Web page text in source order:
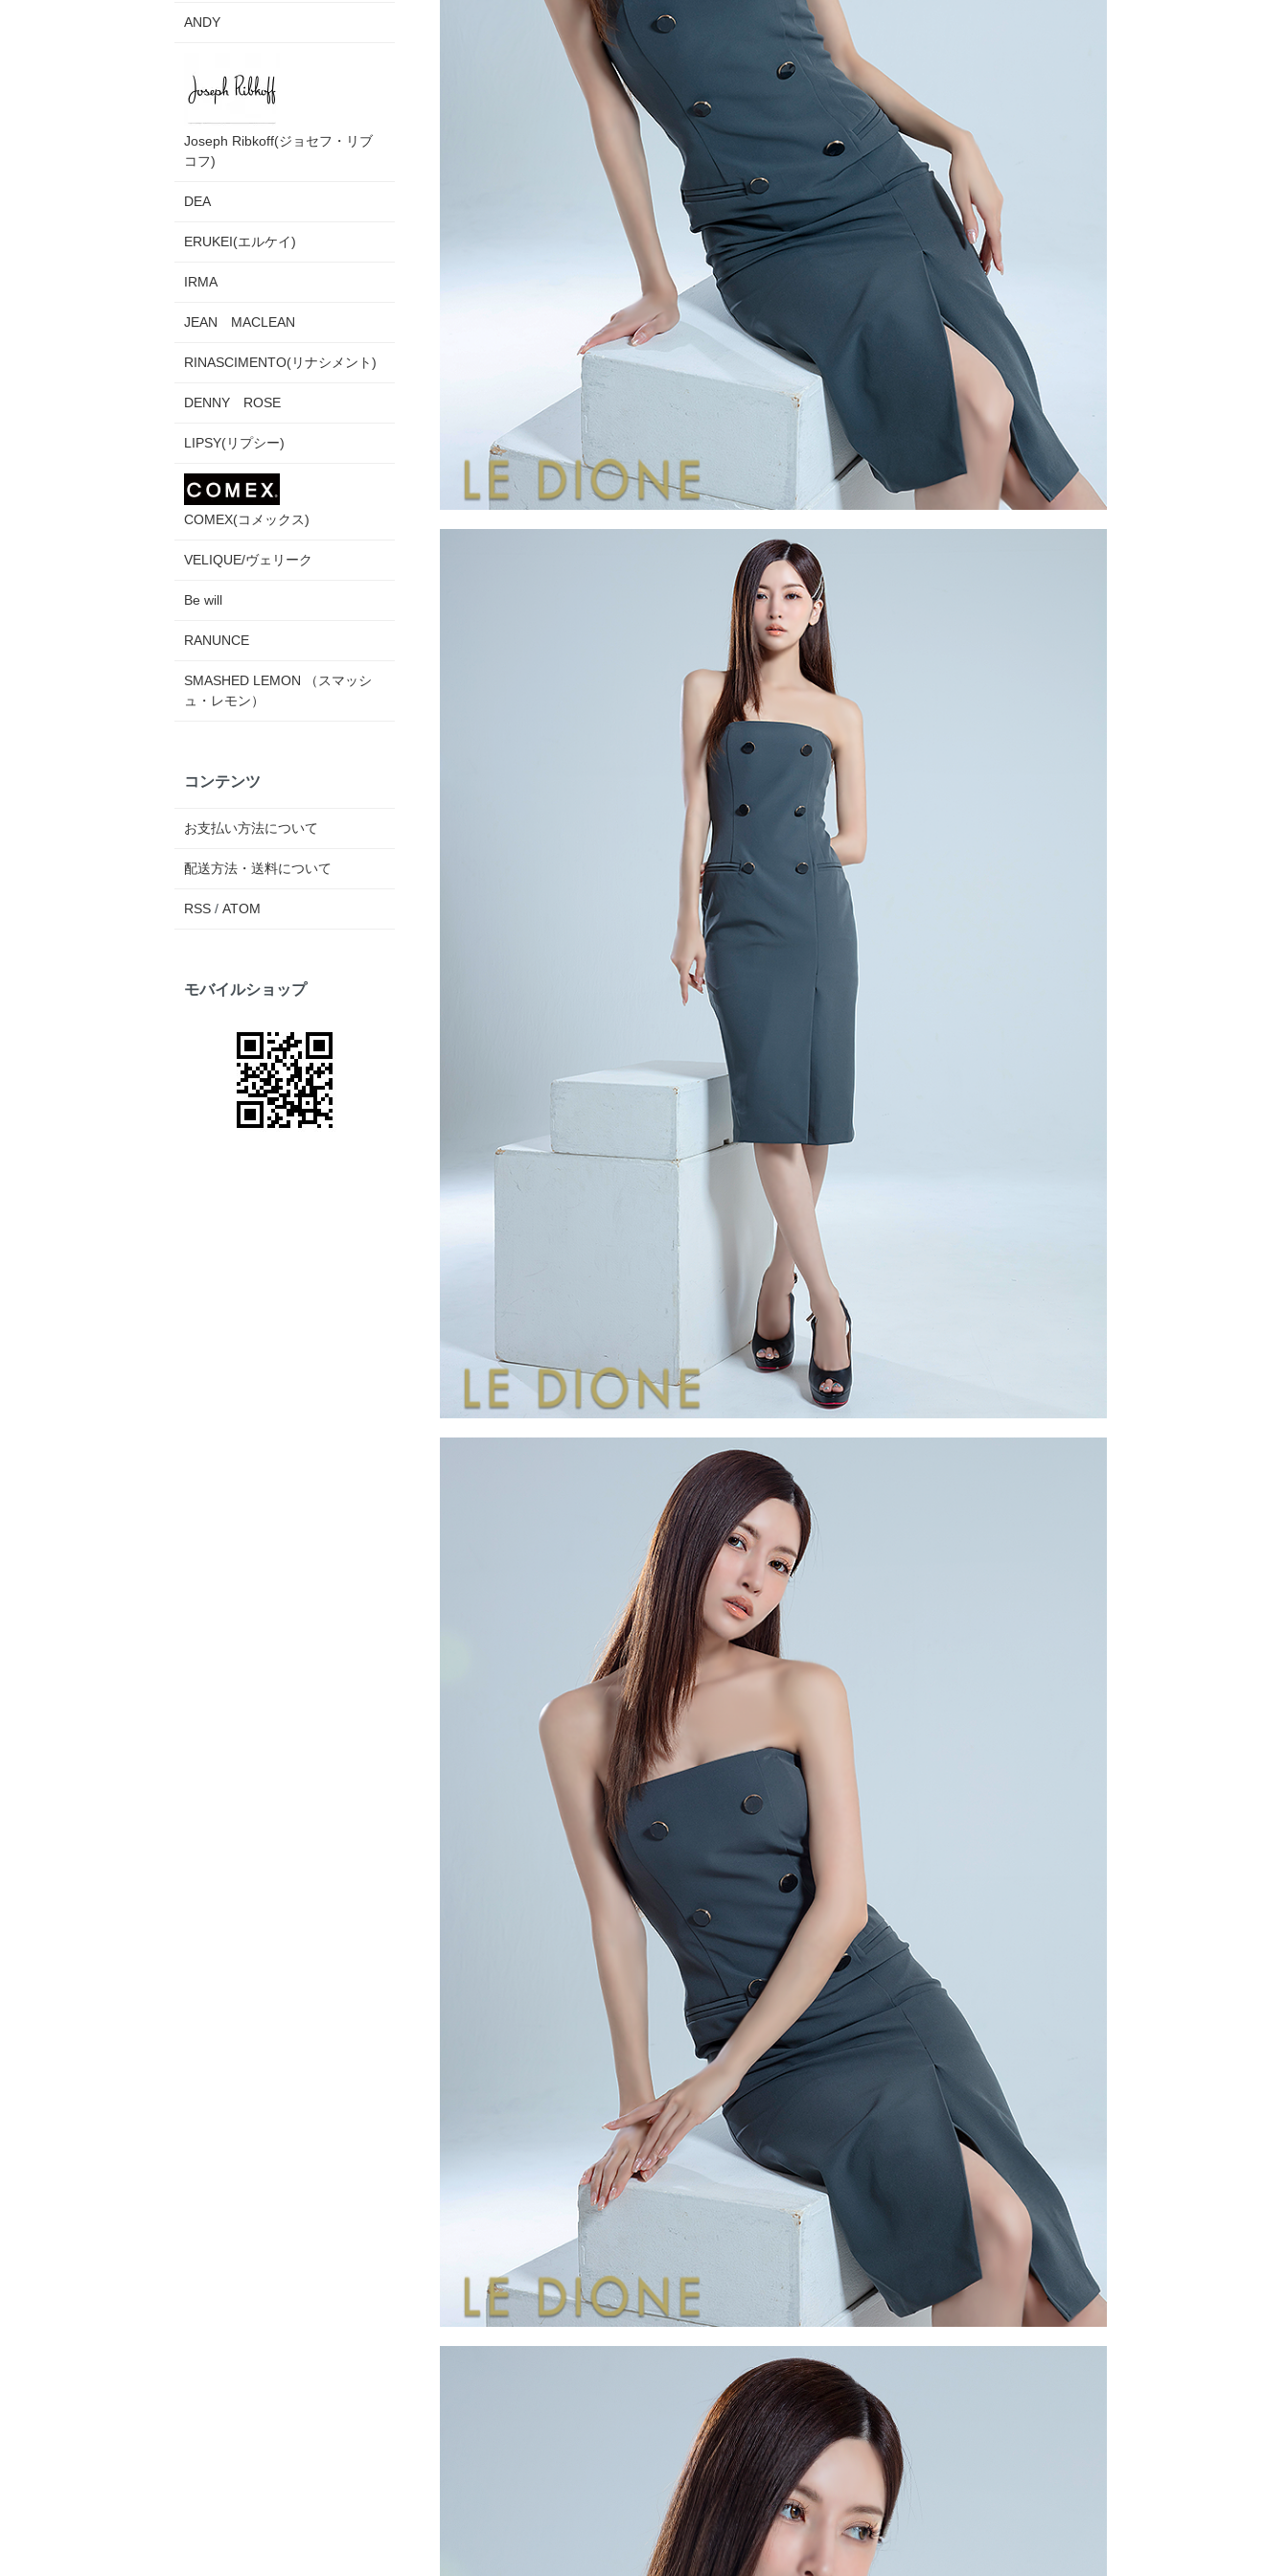
ANDY
Joseph Ribkoff(ジョセフ・リブ
コフ)
DEA
ERUKEI(エルケイ)
IRMA
JEAN MACLEAN
RINASCIMENTO(リナシメント)
DENNY ROSE
LIPSY(リプシー)
COMEX(コメックス)
VELIQUE/ヴェリーク
Be will
RANUNCE
SMASHED LEMON （スマッシ
ュ・レモン）
コンテンツ
お支払い方法について
配送方法・送料について
RSS / ATOM
モバイルショップ